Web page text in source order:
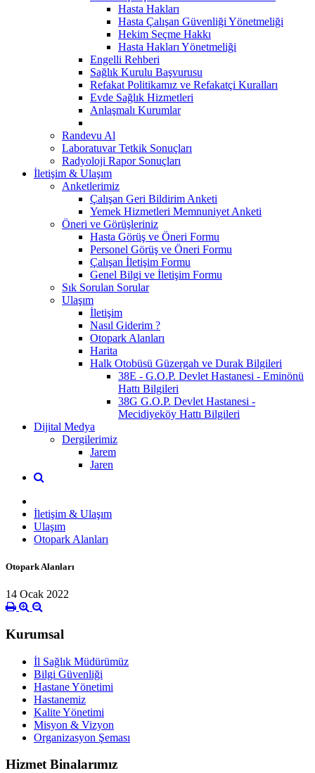
Hasta Hakları
Hasta Çalışan Güvenliği Yönetmeliği
Hekim Seçme Hakkı
Hasta Hakları Yönetmeliği
Engelli Rehberi
Sağlık Kurulu Başvurusu
Refakat Politikamız ve Refakatçi Kuralları
Evde Sağlık Hizmetleri
Anlaşmalı Kurumlar
Randevu Al
Laboratuvar Tetkik Sonuçları
Radyoloji Rapor Sonuçları
İletişim & Ulaşım
Anketlerimiz
Çalışan Geri Bildirim Anketi
Yemek Hizmetleri Memnuniyet Anketi
Öneri ve Görüşleriniz
Hasta Görüş ve Öneri Formu
Personel Görüş ve Öneri Formu
Çalışan İletişim Formu
Genel Bilgi ve İletişim Formu
Sık Sorulan Sorular
Ulaşım
İletişim
Nasıl Giderim ?
Otopark Alanları
Harita
Halk Otobüsü Güzergah ve Durak Bilgileri
38E - G.O.P. Devlet Hastanesi - Eminönü
Hattı Bilgileri
38G G.O.P. Devlet Hastanesi -
Mecidiyeköy Hattı Bilgileri
Dijital Medya
Dergilerimiz
Jarem
Jaren
İletişim & Ulaşım
Ulaşım
Otopark Alanları
Otopark Alanları
14 Ocak 2022
Kurumsal
İl Sağlık Müdürümüz
Bilgi Güvenliği
Hastane Yönetimi
Hastanemiz
Kalite Yönetimi
Misyon & Vizyon
Organizasyon Şeması
Hizmet Binalarımız